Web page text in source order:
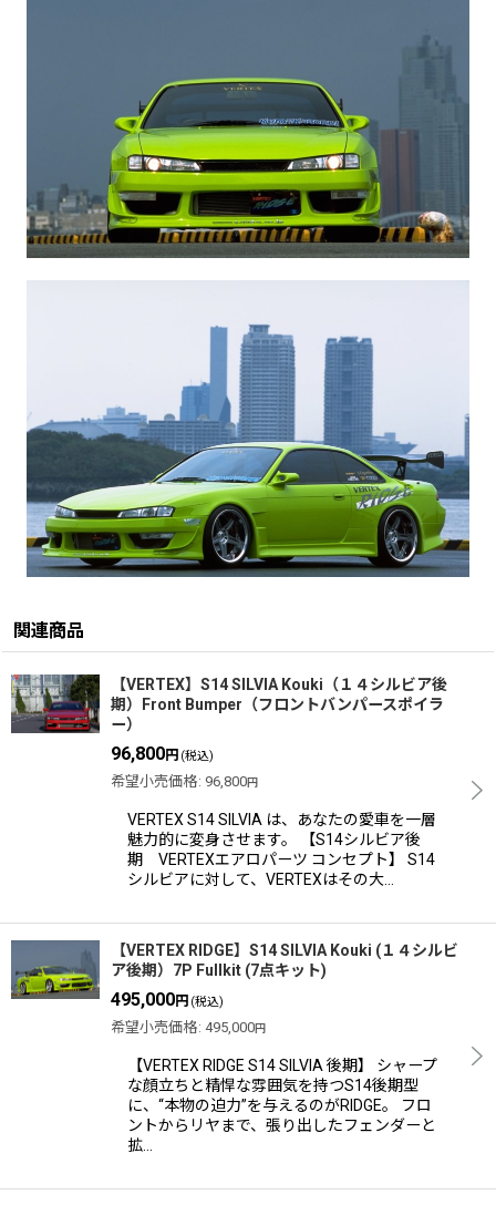
関連商品
【VERTEX】S14 SILVIA Kouki（１４シルビア後
期）Front Bumper（フロントバンパースポイラ
ー）
96,800円 (税込)
希望小売価格: 96,800円
VERTEX S14 SILVIA は、あなたの愛車を一層
魅力的に変身させます。 【S14シルビア後
期 VERTEXエアロパーツ コンセプト】 S14
シルビアに対して、VERTEXはその大…
【VERTEX RIDGE】S14 SILVIA Kouki (１４シルビ
ア後期）7P Fullkit (7点キット)
495,000円 (税込)
希望小売価格: 495,000円
【VERTEX RIDGE S14 SILVIA 後期】 シャープ
な顔立ちと精悍な雰囲気を持つS14後期型
に、“本物の迫力”を与えるのがRIDGE。 フロ
ントからリヤまで、張り出したフェンダーと
拡…